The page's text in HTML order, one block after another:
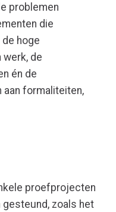
problemen
die
hoge
werk, de
én de
aan formaliteiten,
proefprojecten
zoals het